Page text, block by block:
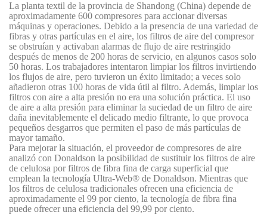
La planta textil de la provincia de Shandong (China) depende de
aproximadamente 600 compresores para accionar diversas
máquinas y operaciones. Debido a la presencia de una variedad de
fibras y otras partículas en el aire, los filtros de aire del compresor
se obstruían y activaban alarmas de flujo de aire restringido
después de menos de 200 horas de servicio, en algunos casos solo
50 horas. Los trabajadores intentaron limpiar los filtros invirtiendo
los flujos de aire, pero tuvieron un éxito limitado; a veces solo
añadieron otras 100 horas de vida útil al filtro. Además, limpiar los
filtros con aire a alta presión no era una solución práctica. El uso
de aire a alta presión para eliminar la suciedad de un filtro de aire
daña inevitablemente el delicado medio filtrante, lo que provoca
pequeños desgarros que permiten el paso de más partículas de
mayor tamaño.
Para mejorar la situación, el proveedor de compresores de aire
analizó con Donaldson la posibilidad de sustituir los filtros de aire
de celulosa por filtros de fibra fina de carga superficial que
emplean la tecnología Ultra-Web® de Donaldson. Mientras que
los filtros de celulosa tradicionales ofrecen una eficiencia de
aproximadamente el 99 por ciento, la tecnología de fibra fina
puede ofrecer una eficiencia del 99,99 por ciento.